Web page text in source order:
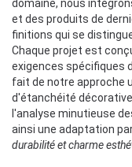
domaine, nous
et des produits de
finitions qui se
Chaque projet est
exigences spécifiques
fait de notre approche
d'étanchéité
l'analyse minutieuse
ainsi une adaptation
durabilité et charme